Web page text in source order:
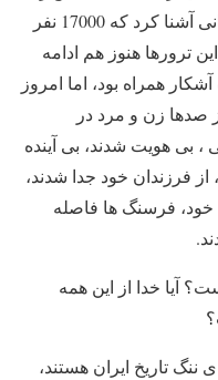
و حرفه ای بود، ما را با جنایات سازمانی آشنا کرد که 17000 نفر
ترورها هنوز هم ادامه
همراه بود، اما امروز
صدها زن و مرد در
بی هویت شدند، بی آینده
فرزندان خود جدا شدند،
خود، فرسنگ ها فاصله
آیا خدا از این همه
تاریخ ایران هستند،